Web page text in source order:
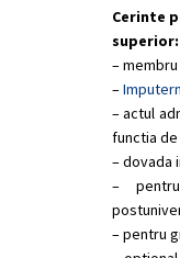
Cerinte
superior:
–
–
– actul
functia
– dovada
– pentru
– pentru